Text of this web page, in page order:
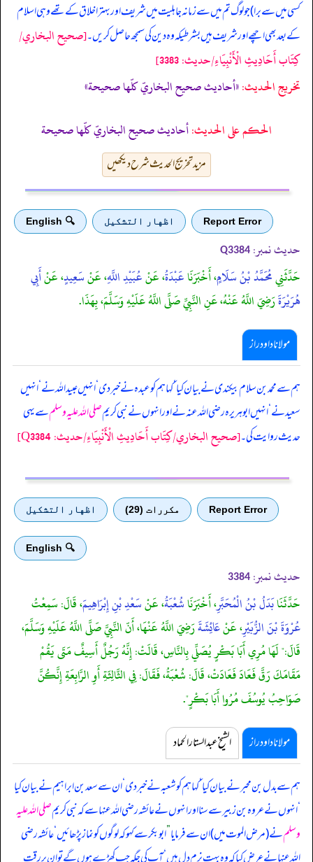
کسی میں سے برا) جو لوگ تم میں سے زمانہ جاہلیت میں شریف اور بہتر اخلاق کے تھے وہی اسلام
کے بعد بھی اچھے اور شریف ہیں بشرطیکہ وہ دین کی سمجھ حاصل کریں۔[صحيح البخاري/
كِتَاب أَحَادِيثِ الْأَنْبِيَاءِ/حدیث: 3383]
تخریج الحدیث:«أحاديث صحيح البخاريّ كلّها صحيحة»
الحكم على الحديث:أحاديث صحيح البخاريّ كلّها صحيحة
مزید تخریج الحدیث شرح دیکھیں
Report Error اظهار التشكيل 🔍 English
حدیث نمبر: Q3384
حَدَّثَنِيمُحَمَّدُ بْنُ سَلَامٍ، أَخْبَرَنَاعَبْدَةُ، عَنْعُبَيْدِ اللَّهِ، عَنْسَعِيدٍ، عَنْأَبِي
هُرَيْرَةَرَضِيَ اللَّهُ عَنْهُ، عَنِ النَّبِيِّ صَلَّى اللَّهُ عَلَيْهِ وَسَلَّمَ، بِهَذَا.
مولانا داود راز
ہم سے محمد بن سلام بیکندی نے بیان کیا ‘ کہا ہم کو عبدہ نے خبر دی ‘ انہیں عبیداللہ نے ‘ انہیں
سعید نے ‘ انہیں ابوہریرہ رضی اللہ عنہ نے اور انہوں نے نبی کریمصلی اللہ علیہ وسلمسےیہی
حدیث روایت کی۔[صحيح البخاري/كِتَاب أَحَادِيثِ الْأَنْبِيَاءِ/حدیث: Q3384]
Report Error مكررات (29) اظهار التشكيل
🔍 English
حدیث نمبر: 3384
حَدَّثَنَابَدَلُ بْنُ الْمُحَبَّرِ، أَخْبَرَنَاشُعْبَةُ، عَنْسَعْدِ بْنِ إِبْرَاهِيمَ، قَالَ: سَمِعْتُ
عُرْوَةَ بْنَ الزُّبَيْرِ، عَنْعَائِشَةَرَضِيَ اللَّهُ عَنْهَا، أَنّ النَّبِيَّ صَلَّى اللَّهُ عَلَيْهِ وَسَلَّمَ،
قَالَ:" لَهَا مُرِي أَبَا بَكْرٍ يُصَلِّي بِالنَّاسِ، قَالَتْ: إِنَّهُ رَجُلٌ أَسِيفٌ مَتَى يَقُمْ
مَقَامَكَ رَقَّ فَعَادَ فَعَادَتْ، قَالَ: شُعْبَةُ، فَقَالَ: فِي الثَّالِثَةِ أَوِ الرَّابِعَةِ إِنَّكُنَّ
صَوَاحِبُ يُوسُفَ مُرُوا أَبَا بَكْرٍ".
مولانا داود راز الشیخ عبدالستار الحماد
ہم سے بدل بن محبر نے بیان کیا ‘ کہا ہم کو شعبہ نے خبر دی ‘ ان سے سعد بن ابراہیم نے بیان کیا
‘ انہوں نے عروہ بن زبیر سے سنا اور انہوں نے عائشہ رضی اللہ عنہا سے کہنبی کریمصلی اللہ علیہ
وسلمنے (مرض الموت میں) ان سے فرمایا”ابوبکر سے کہو کہ لوگوں کو نماز پڑھائیں ‘ عائشہ رضی